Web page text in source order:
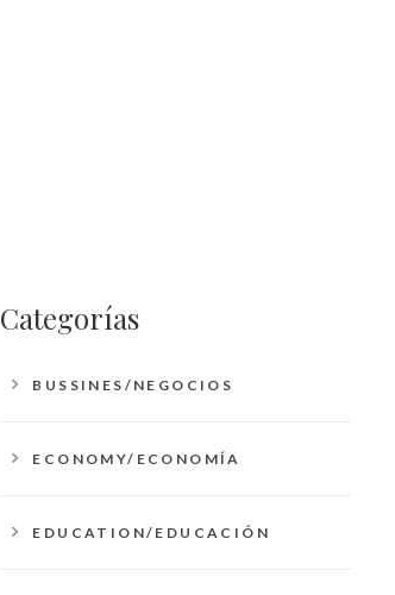
Categorías
BUSSINES/NEGOCIOS
ECONOMY/ECONOMÍA
EDUCATION/EDUCACIÓN